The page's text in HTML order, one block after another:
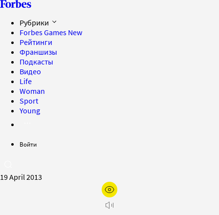
Рубрики
Forbes Games New
Рейтинги
Франшизы
Подкасты
Видео
Life
Woman
Sport
Young
Войти
19 April 2013